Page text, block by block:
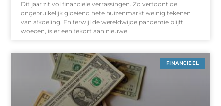
Dit jaar zit vol financiële verrassingen. Zo vertoont de
ongebruikelijk gloeiend hete huizenmarkt weinig tekenen
van afkoeling. En terwijl de wereldwijde pandemie blijft
woeden, is er een tekort aan nieuwe
FINANCIEEL